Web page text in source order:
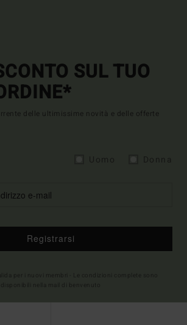
SUL TUO
delle ultimissime novità e delle offerte
Registrarsi